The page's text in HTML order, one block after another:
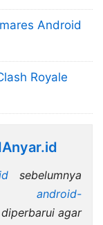
Android
Royale
sebelumnya
android-
agar